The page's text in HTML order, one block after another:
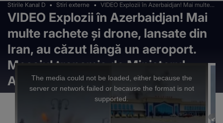
Stirile Kanal D Stiri externe
VIDEO Explozii în Azerbaidjan! Mai multe
rachete și drone, lansate din Iran, au căzut
lângă un aeroport. Mesajul transmis de
Ministerul Apărării din Baku
VIDEO Explozii în Azerbaidjan! Mai
multe rachete și drone, lansate din
Iran, au căzut lângă un aeroport.
Mesajul transmis de Ministerul
Apărării din Baku
The media could not be loaded, either because the
server or network failed or because the format is not
supported.